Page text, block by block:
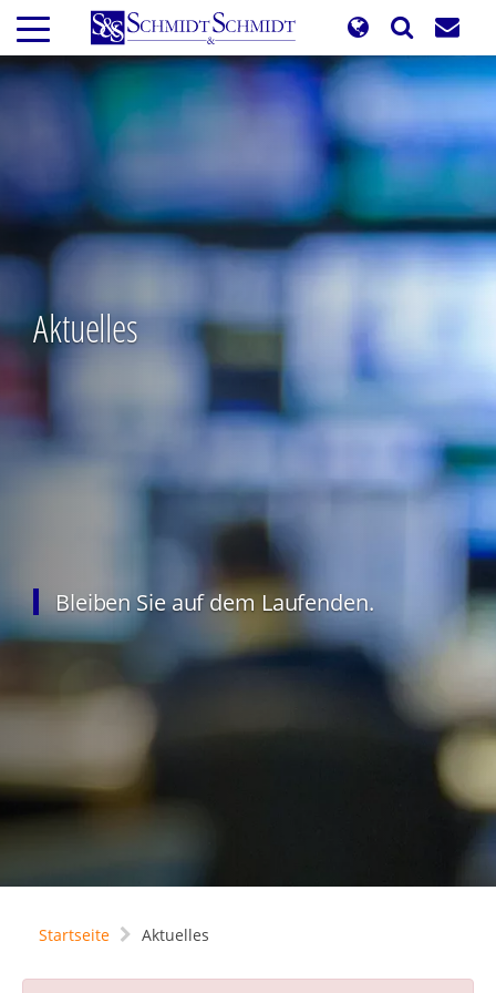
Direkt
zum
Inhalt
Aktuelles
Bleiben Sie auf dem Laufenden.
Startseite Aktuelles